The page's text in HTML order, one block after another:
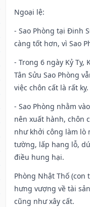
Ngoại lệ:
- Sao Phòng tại Đinh
càng tốt hơn, vì Sao
- Trong 6 ngày Kỷ Tỵ,
Tân Sửu Sao Phòng
việc chôn cất là rất kỵ.
- Sao Phòng nhằm
nên xuất hành, chôn
như khởi công làm lò
tường, lấp hang lỗ,
điều hung hại.
Phòng Nhật Thố (con
hưng vượng về tài
cũng như xây cất.